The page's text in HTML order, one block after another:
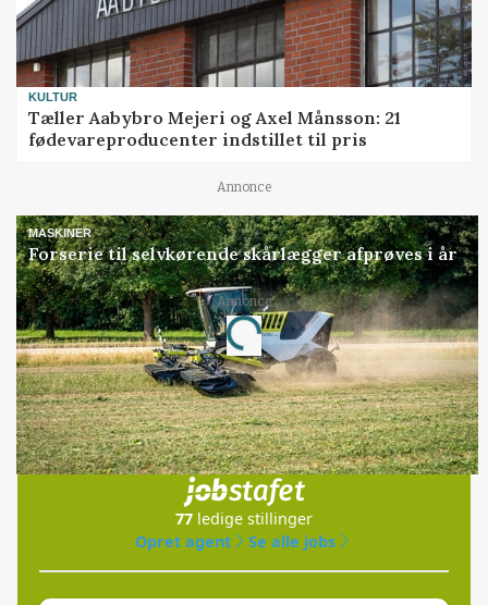
KULTUR
Tæller Aabybro Mejeri og Axel Månsson: 21
fødevareproducenter indstillet til pris
Annonce
MASKINER
Forserie til selvkørende skårlægger afprøves i år
Annonce
Loading...
Jobs
i samarbejde med
77 ledige stillinger
Opret agent
Se alle jobs